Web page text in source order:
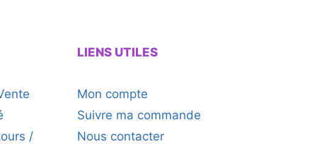
/
LIENS UTILES
Mon compte
Suivre ma commande
Nous contacter